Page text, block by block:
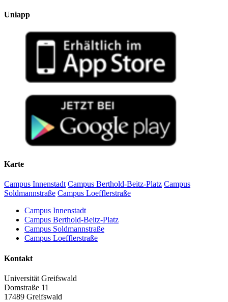
Uniapp
Karte
Campus Innenstadt Campus Berthold-Beitz-Platz Campus
Soldmannstraße Campus Loefflerstraße
Campus Innenstadt
Campus Berthold-Beitz-Platz
Campus Soldmannstraße
Campus Loefflerstraße
Kontakt
Universität Greifswald
Domstraße 11
17489 Greifswald